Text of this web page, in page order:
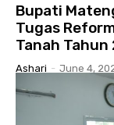
Bupati
Tugas
Tanah Tahun
Ashari - June 4,